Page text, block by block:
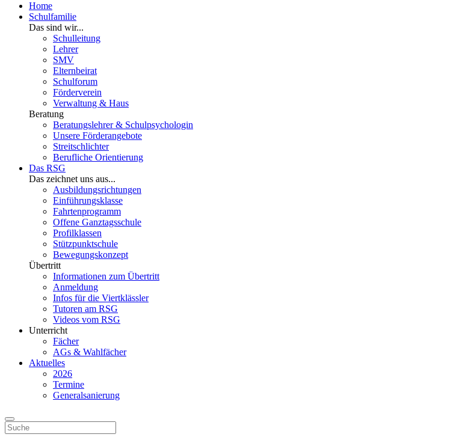
Home
Schulfamilie
Das sind wir...
Schulleitung
Lehrer
SMV
Elternbeirat
Schulforum
Förderverein
Verwaltung & Haus
Beratung
Beratungslehrer & Schulpsychologin
Unsere Förderangebote
Streitschlichter
Berufliche Orientierung
Das RSG
Das zeichnet uns aus...
Ausbildungsrichtungen
Einführungsklasse
Fahrtenprogramm
Offene Ganztagsschule
Profilklassen
Stützpunktschule
Bewegungskonzept
Übertritt
Informationen zum Übertritt
Anmeldung
Infos für die Viertklässler
Tutoren am RSG
Videos vom RSG
Unterricht
Fächer
AGs & Wahlfächer
Aktuelles
2026
Termine
Generalsanierung